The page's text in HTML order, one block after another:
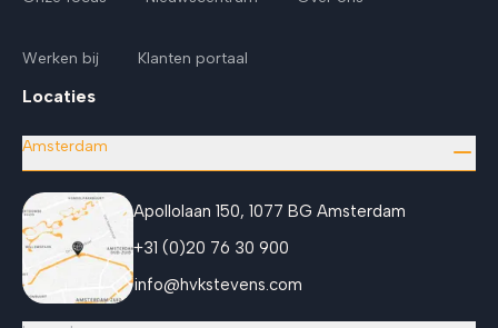
Werken bij Klanten portaal
Locaties
Amsterdam
Apollolaan 150, 1077 BG Amsterdam
+31 (0)20 76 30 900
info@hvkstevens.com